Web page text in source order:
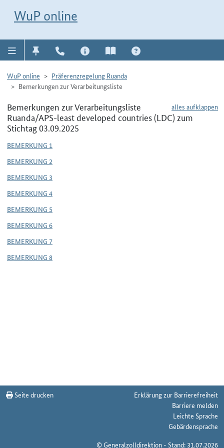
WuP online
WuP online
Präferenzregelung Ruanda
Bemerkungen zur Verarbeitungsliste
alles aufklappen
Bemerkungen zur Verarbeitungsliste
Ruanda/APS-least developed countries (LDC) zum
Stichtag 03.09.2025
BEMERKUNG 1
BEMERKUNG 2
BEMERKUNG 3
BEMERKUNG 4
BEMERKUNG 5
BEMERKUNG 6
BEMERKUNG 7
BEMERKUNG 8
Seite drucken
Erklärung zur Barrierefreiheit
Barriere melden
Leichte Sprache
Gebärdensprache
© Generalzolldirektion - Stand: 31.07.2026